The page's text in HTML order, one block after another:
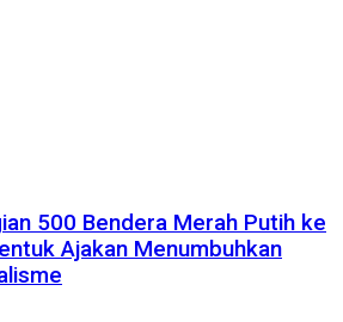
500 Bendera Merah Putih ke
Ajakan Menumbuhkan